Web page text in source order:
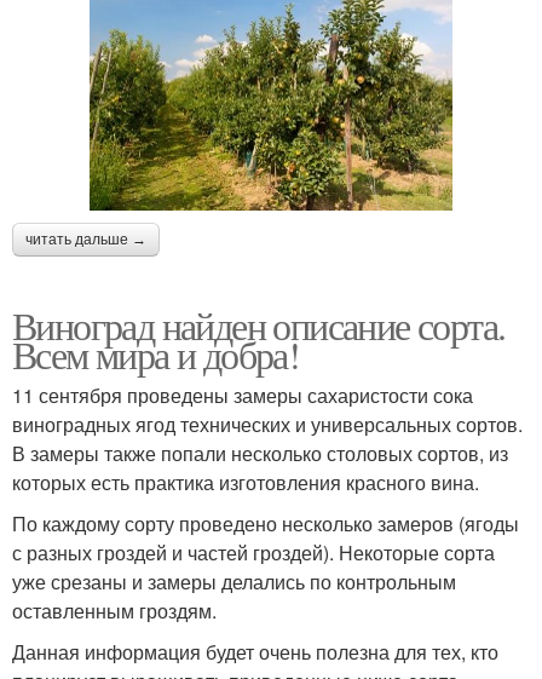
читать дальше →
Виноград найден описание сорта.
Всем мира и добра!
11 сентября проведены замеры сахаристости сока
виноградных ягод технических и универсальных сортов.
В замеры также попали несколько столовых сортов, из
которых есть практика изготовления красного вина.
По каждому сорту проведено несколько замеров (ягоды
с разных гроздей и частей гроздей). Некоторые сорта
уже срезаны и замеры делались по контрольным
оставленным гроздям.
Данная информация будет очень полезна для тех, кто